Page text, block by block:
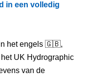
in een volledig
in het engels 🇬🇧,
UK Hydrographic
van de